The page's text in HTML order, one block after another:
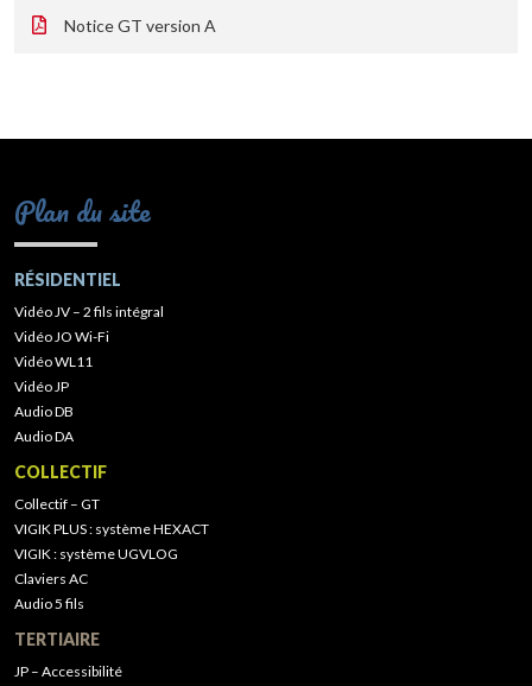
Notice GT version A
Plan du site
RÉSIDENTIEL
Vidéo JV – 2 fils intégral
Vidéo JO Wi-Fi
Vidéo WL11
Vidéo JP
Audio DB
Audio DA
COLLECTIF
Collectif – GT
VIGIK PLUS : système HEXACT
VIGIK : système UGVLOG
Claviers AC
Audio 5 fils
TERTIAIRE
JP – Accessibilité